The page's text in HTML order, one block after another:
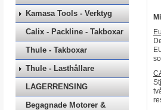
Kamasa Tools - Verktyg
Calix - Packline - Takboxar
Thule - Takboxar
Thule - Lasthållare
LAGERRENSING
Begagnade Motorer &